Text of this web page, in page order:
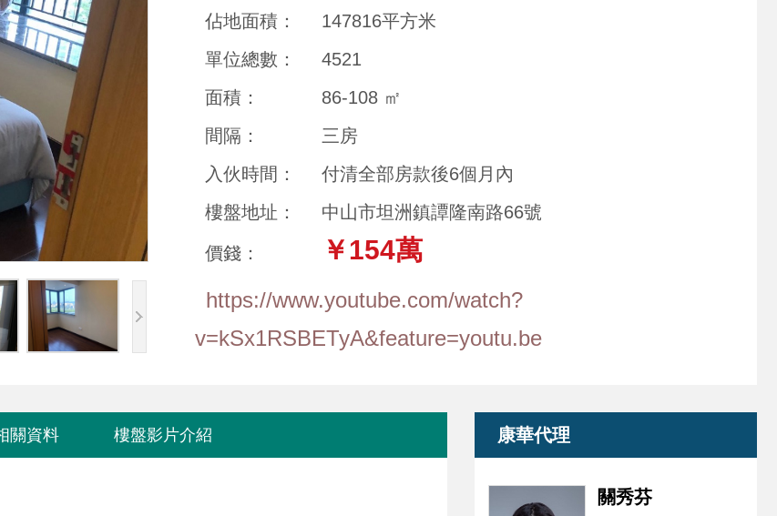
佔地面積：
147816平方米
單位總數：
4521
面積：
86-108 ㎡
間隔：
三房
入伙時間：
付清全部房款後6個月內
樓盤地址：
中山市坦洲鎮譚隆南路66號
價錢： ￥154萬
https://www.youtube.com/watch?
v=kSx1RSBETyA&feature=youtu.be
關資料 樓盤影片介紹 康華代理
關秀芬